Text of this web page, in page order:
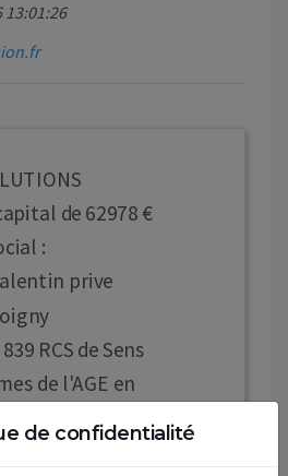
de 62978 €
:
prive
RCS de Sens
de l'AGE en
04/05/2026
unique a décidé
de confidentialité